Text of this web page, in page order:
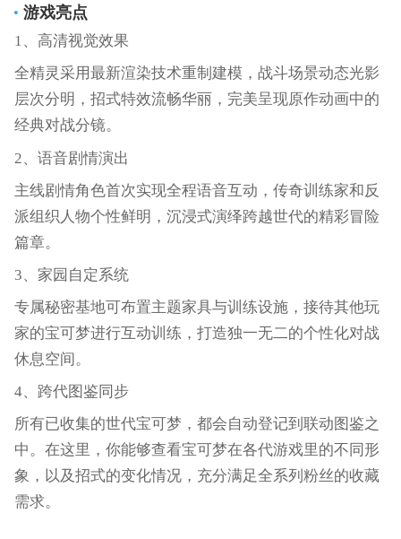
游戏亮点
1、高清视觉效果
全精灵采用最新渲染技术重制建模，战斗场景动态光影
层次分明，招式特效流畅华丽，完美呈现原作动画中的
经典对战分镜。
2、语音剧情演出
主线剧情角色首次实现全程语音互动，传奇训练家和反
派组织人物个性鲜明，沉浸式演绎跨越世代的精彩冒险
篇章。
3、家园自定系统
专属秘密基地可布置主题家具与训练设施，接待其他玩
家的宝可梦进行互动训练，打造独一无二的个性化对战
休息空间。
4、跨代图鉴同步
所有已收集的世代宝可梦，都会自动登记到联动图鉴之
中。在这里，你能够查看宝可梦在各代游戏里的不同形
象，以及招式的变化情况，充分满足全系列粉丝的收藏
需求。